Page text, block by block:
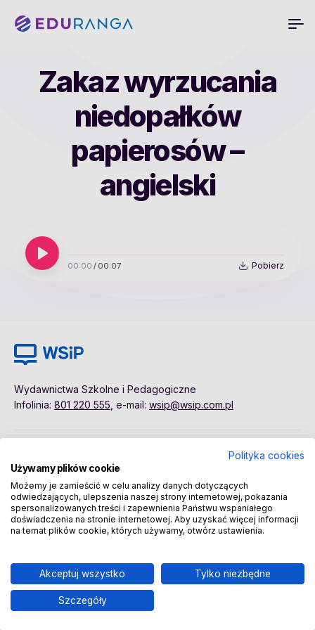
Zakaz wyrzucania
niedopałków
papierosów –
angielski
00:00 / 00:07 Pobierz
Wydawnictwa Szkolne i Pedagogiczne
Infolinia: 801 220 555 , e-mail: wsip@wsip.com.pl
Dane osobowe
Regulamin
Pierwsze kroki
Sklep
Copyright © 2026 Wydawnictwa Szkolne i Pedagogiczne
Polityka cookies
Używamy plików cookie
Możemy je zamieścić w celu analizy danych dotyczących
odwiedzających, ulepszenia naszej strony internetowej, pokazania
spersonalizowanych treści i zapewnienia Państwu wspaniałego
doświadczenia na stronie internetowej. Aby uzyskać więcej informacji
na temat plików cookie, których używamy, otwórz ustawienia.
Akceptuj wszystko Tylko niezbędne
Szczegóły